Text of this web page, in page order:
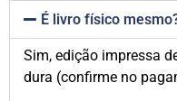
É livro físico
Sim, edição impressa
dura (confirme no